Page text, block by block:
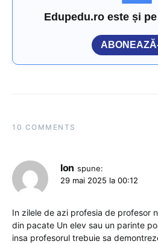
Edupedu.ro este și
10 COMMENTS
Ion spune:
29 mai 2025 la 00:12
In zilele de azi profesia de profesor
din pacate Un elev sau un parinte
insa profesorul trebuie sa